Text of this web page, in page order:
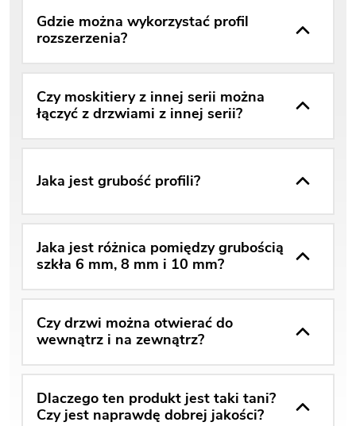
Gdzie można wykorzystać profil
rozszerzenia?
Czy moskitiery z innej serii można
łączyć z drzwiami z innej serii?
Jaka jest grubość profili?
Jaka jest różnica pomiędzy grubością
szkła 6 mm, 8 mm i 10 mm?
Czy drzwi można otwierać do
wewnątrz i na zewnątrz?
Dlaczego ten produkt jest taki tani?
Czy jest naprawdę dobrej jakości?